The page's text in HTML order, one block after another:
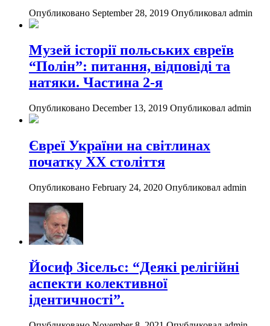
Опубликовано September 28, 2019 Опубликовал admin
Музей історії польських євреїв
“Полін”: питання, відповіді та
натяки. Частина 2-я
Опубликовано December 13, 2019 Опубликовал admin
Євреї України на світлинах
початку ХХ століття
Опубликовано February 24, 2020 Опубликовал admin
Йосиф Зісельс: “Деякі релігійні
аспекти колективної
ідентичності”.